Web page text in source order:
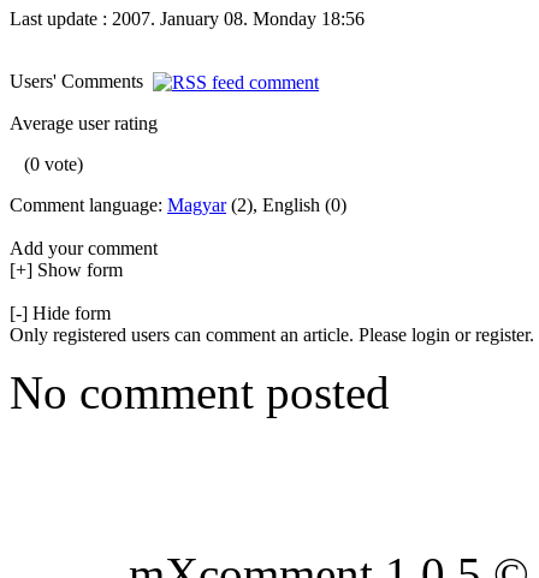
Last update : 2007. January 08. Monday 18:56
Users' Comments
Average user rating
(0 vote)
Comment language: Magyar(2), English (0)
Add your comment
[+] Show form
[-] Hide form
Only registered users can comment an article. Please login or register.
No comment posted